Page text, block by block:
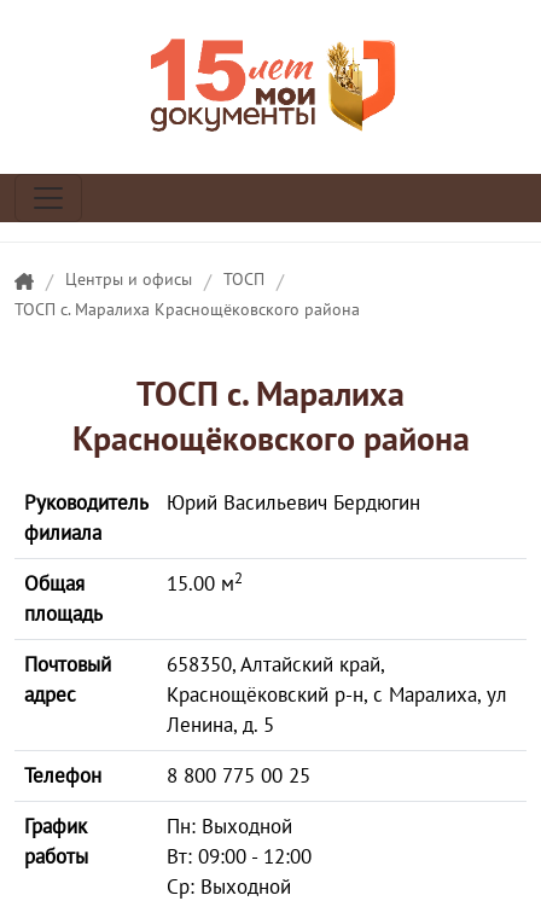
/ Центры и офисы / ТОСП /
ТОСП с. Маралиха Краснощёковского района
ТОСП с. Маралиха
Краснощёковского района
Руководитель
филиала
Юрий Васильевич Бердюгин
Общая
площадь
15.00 м2
Почтовый
адрес
658350, Алтайский край,
Краснощёковский р-н, с Маралиха, ул
Ленина, д. 5
Телефон
8 800 775 00 25
График
работы
Пн: Выходной
Вт: 09:00 - 12:00
Ср: Выходной